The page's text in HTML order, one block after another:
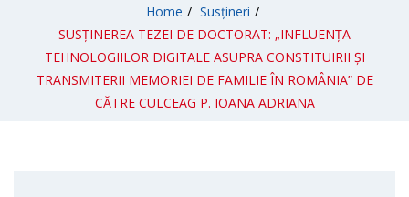
Home / Susțineri /
SUSȚINEREA TEZEI DE DOCTORAT: „INFLUENȚA
TEHNOLOGIILOR DIGITALE ASUPRA CONSTITUIRII ȘI
TRANSMITERII MEMORIEI DE FAMILIE ÎN ROMÂNIA” DE
CĂTRE CULCEAG P. IOANA ADRIANA